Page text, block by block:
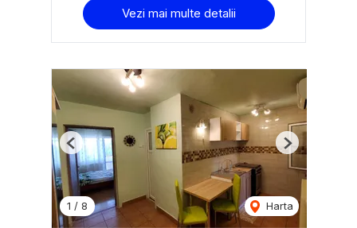
Vezi mai multe detalii
1 / 8 Harta
Previous Next